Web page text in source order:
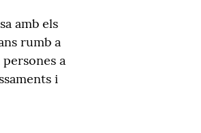
amb els
rumb a
a
i